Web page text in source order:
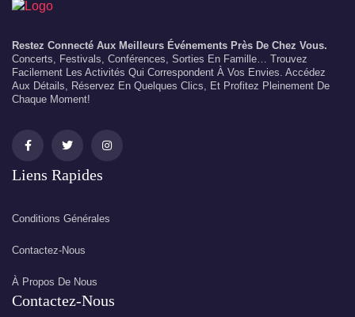
Restez Connecté Aux Meilleurs Événements Près De Chez Vous.
Concerts, Festivals, Conférences, Sorties En Famille… Trouvez
Facilement Les Activités Qui Correspondent À Vos Envies. Accédez
Aux Détails, Réservez En Quelques Clics, Et Profitez Pleinement De
Chaque Moment!
Liens Rapides
Conditions Générales
Contactez-Nous
À Propos De Nous
Contactez-Nous